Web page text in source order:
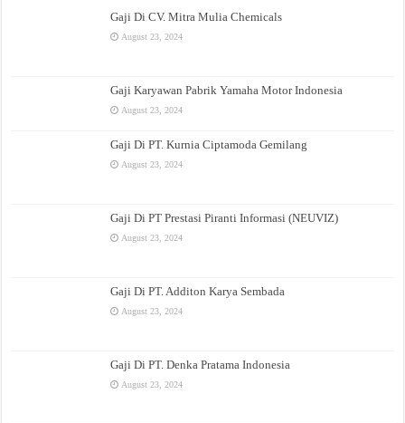
Gaji Di CV. Mitra Mulia Chemicals
August 23, 2024
Gaji Karyawan Pabrik Yamaha Motor Indonesia
August 23, 2024
Gaji Di PT. Kurnia Ciptamoda Gemilang
August 23, 2024
Gaji Di PT Prestasi Piranti Informasi (NEUVIZ)
August 23, 2024
Gaji Di PT. Additon Karya Sembada
August 23, 2024
Gaji Di PT. Denka Pratama Indonesia
August 23, 2024